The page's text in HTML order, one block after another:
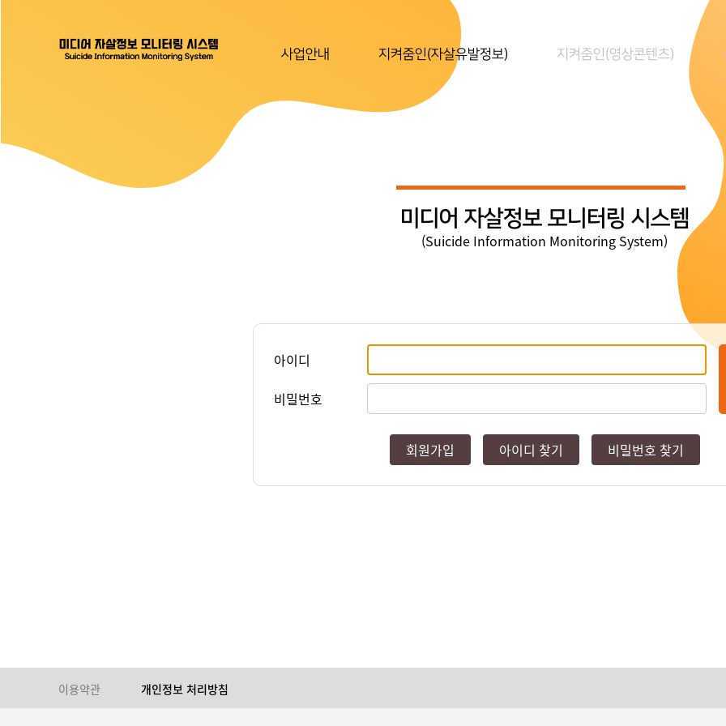
사업안내 지켜줌인(자살유발정보) 지켜줌인(영상콘텐츠)
미디어 자살정보 모니터링 시스템
(Suicide Information Monitoring System)
아이디
비밀번호
회원가입 아이디 찾기 비밀번호 찾기
이용약관 개인정보 처리방침